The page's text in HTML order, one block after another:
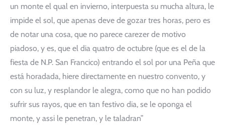
un monte el qual en invierno, interpuesta su mucha altura, le
impide el sol, que apenas deve de gozar tres horas, pero es
de notar una cosa, que no parece carezer de motivo
piadoso, y es, que el dia quatro de octubre (que es el de la
fiesta de N.P. San Francico) entrando el sol por una Peña que
está horadada, hiere directamente en nuestro convento, y
con su luz, y resplandor le alegra, como que no han podido
sufrir sus rayos, que en tan festivo dia, se le oponga el
monte, y assi le penetran, y le taladran”